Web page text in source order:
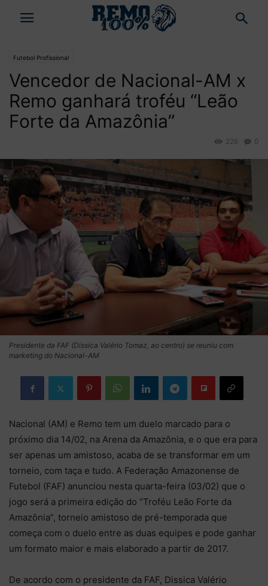
Futebol Profissional
Vencedor de Nacional-AM x
Remo ganhará troféu “Leão
Forte da Amazônia”
0
226
Presidente da FAF (Dissica Valério Tomaz, ao centro) se reuniu com
marketing do Nacional-AM
Nacional (AM) e Remo tem um duelo marcado para o
próximo dia 14/02, na Arena da Amazônia, e o que era para
ser apenas um amistoso, acaba de se transformar em um
torneio, com taça e tudo. A Federação Amazonense de
Futebol (FAF) anunciou nesta quarta-feira (03/02) que o
jogo será a primeira edição do “Troféu Leão Forte da
Amazônia”, torneio amistoso de pré-temporada que
começa com o duelo entre as duas equipes e pode ganhar
um formato maior e mais elaborado a partir de 2017.
De acordo com o presidente da FAF, Dissica Valério